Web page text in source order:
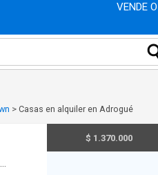
VENDE
> Casas en alquiler en Adrogué
$ 1.370.000